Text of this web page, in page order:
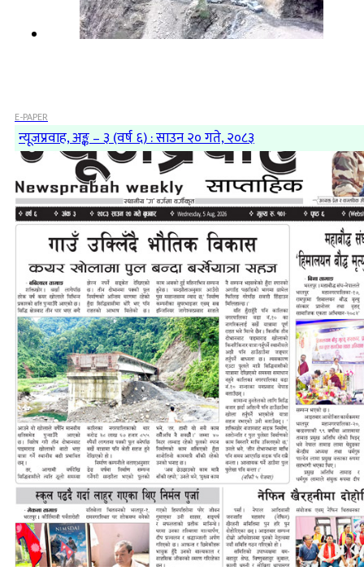
E-PAPER
न्यूजप्रवाह, अङ्क – ३ (वर्ष ६) : साउन २० गते, २०८३